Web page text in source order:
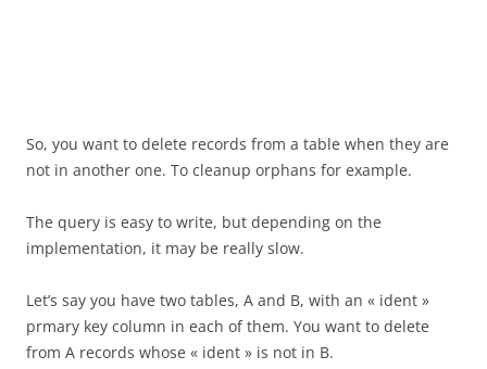
So, you want to delete records from a table when they are
not in another one. To cleanup orphans for example.
The query is easy to write, but depending on the
implementation, it may be really slow.
Let’s say you have two tables, A and B, with an « ident »
prmary key column in each of them. You want to delete
from A records whose « ident » is not in B.